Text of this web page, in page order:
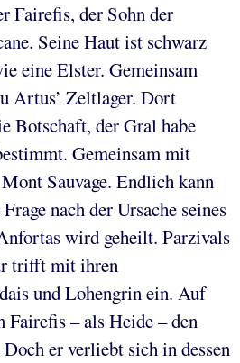
Fairefis, der Sohn der
Seine Haut ist schwarz
eine Elster. Gemeinsam
Artus’ Zeltlager. Dort
Botschaft, der Gral habe
Gemeinsam mit
Sauvage. Endlich kann
nach der Ursache seines
wird geheilt. Parzivals
trifft mit ihren
und Lohengrin ein. Auf
Fairefis – als Heide – den
er verliebt sich in dessen